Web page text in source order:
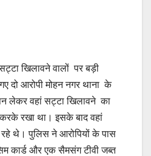
खिलावने वालों पर बड़ी
दो आरोपी मोहन नगर थाना के
लेकर वहां सट्टा खिलावने का
रखा था। इसके बाद वहां
थे। पुलिस ने आरोपियों के पास
कार्ड और एक सैमसंग टीवी जब्त